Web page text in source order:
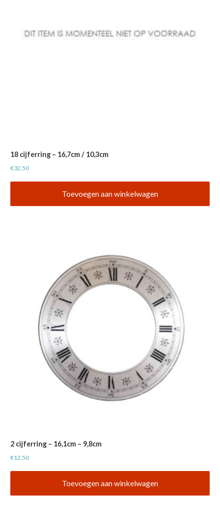
18 cijferring – 16,7cm / 10,3cm
€32,50
Toevoegen aan winkelwagen
2 cijferring – 16,1cm – 9,8cm
€12,50
Toevoegen aan winkelwagen